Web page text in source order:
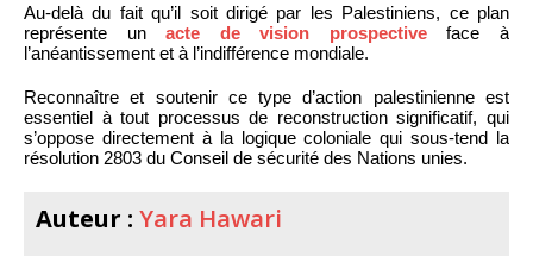
Au-delà du fait qu’il soit dirigé par les Palestiniens, ce plan
représente unacte de vision prospectiveface à
l’anéantissement et à l’indifférence mondiale.
Reconnaître et soutenir ce type d’action palestinienne est
essentiel à tout processus de reconstruction significatif, qui
s’oppose directement à la logique coloniale qui sous-tend la
résolution 2803 du Conseil de sécurité des Nations unies.
Auteur : Yara Hawari